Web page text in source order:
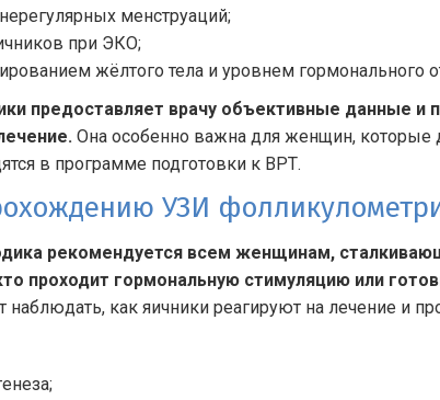
менструаций;
при ЭКО;
жёлтого тела и уровнем гормонального
предоставляет врачу объективные данные и
Она особенно важна для женщин, которые
в программе подготовки к ВРТ.
УЗИ
рекомендуется всем женщинам,
проходит гормональную стимуляцию или
наблюдать, как яичники реагируют на лечение и